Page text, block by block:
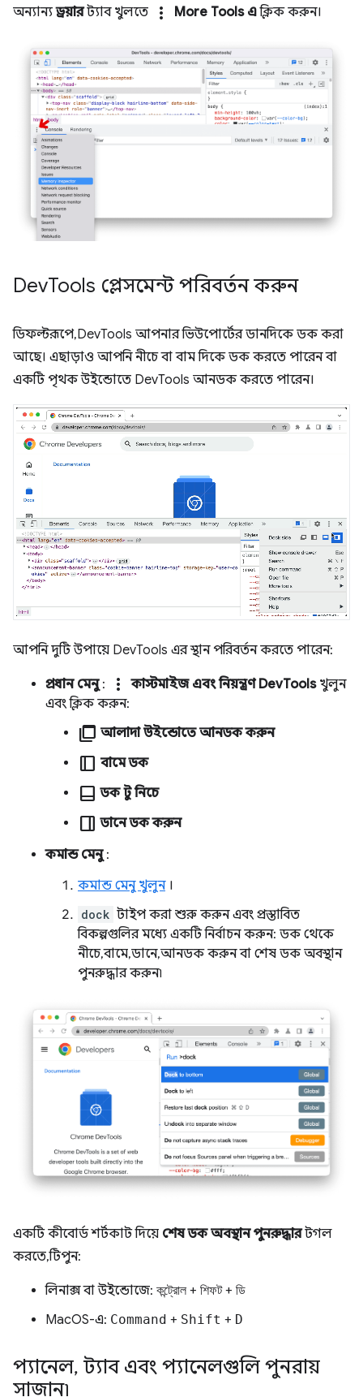
অন্যান্যড্রয়ারট্যাব খুলতে more_vert More Tools এক্লিক করুন।
DevTools প্লেসমেন্ট পরিবর্তন করুন
ডিফল্টরূপে, DevTools আপনার ভিউপোর্টের ডানদিকে ডক করা
আছে। এছাড়াও আপনি নীচে বা বাম দিকে ডক করতে পারেন বা
একটি পৃথক উইন্ডোতে DevTools আনডক করতে পারেন।
আপনি দুটি উপায়ে DevTools এর স্থান পরিবর্তন করতে পারেন:
প্রধান মেনু: more_vert কাস্টমাইজ এবং নিয়ন্ত্রণ DevToolsখুলুন
এবং ক্লিক করুন:
ad_group আলাদা উইন্ডোতে আনডক করুন
dock_to_right বামে ডক
dock_to_bottom ডক টু নিচে
dock_to_left ডানে ডক করুন
কমান্ড মেনু:
কমান্ড মেনু খুলুন।
dock টাইপ করা শুরু করুন এবং প্রস্তাবিত
বিকল্পগুলির মধ্যে একটি নির্বাচন করুন: ডক থেকে
নীচে, বামে, ডানে, আনডক করুন বা শেষ ডক অবস্থান
পুনরুদ্ধার করুন৷
একটি কীবোর্ড শর্টকাট দিয়ে শেষ ডক অবস্থান পুনরুদ্ধারটগল
করতে, টিপুন:
লিনাক্স বা উইন্ডোজে: কন্ট্রোল + শিফট+ ডি
MacOS-এ: Command + Shift + D
প্যানেল, ট্যাব এবং প্যানেলগুলি পুনরায়
সাজান৷